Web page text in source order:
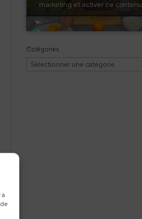
marketing et activer ce contenu
Catégories
Catégories